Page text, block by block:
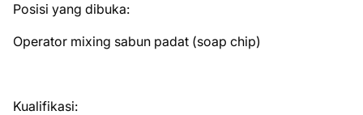
Posisi yang dibuka:
Operator mixing sabun padat (soap chip)
Kualifikasi: